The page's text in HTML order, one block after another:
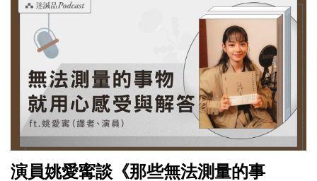
演員姚愛寗談《那些無法測量的事